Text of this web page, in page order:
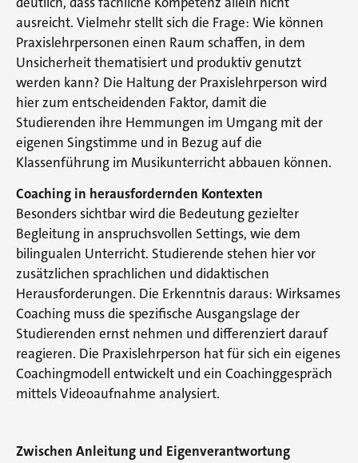
ausreicht. Vielmehr stellt sich die Frage: Wie können
Praxislehrpersonen einen Raum schaffen, in dem
Unsicherheit thematisiert und produktiv genutzt
werden kann? Die Haltung der Praxislehrperson wird
hier zum entscheidenden Faktor, damit die
Studierenden ihre Hemmungen im Umgang mit der
eigenen Singstimme und in Bezug auf die
Klassenführung im Musikunterricht abbauen können.
Coaching in herausfordernden Kontexten
Besonders sichtbar wird die Bedeutung gezielter
Begleitung in anspruchsvollen Settings, wie dem
bilingualen Unterricht. Studierende stehen hier vor
zusätzlichen sprachlichen und didaktischen
Herausforderungen. Die Erkenntnis daraus: Wirksames
Coaching muss die spezifische Ausgangslage der
Studierenden ernst nehmen und differenziert darauf
reagieren. Die Praxislehrperson hat für sich ein eigenes
Coachingmodell entwickelt und ein Coachinggespräch
mittels Videoaufnahme analysiert.
Zwischen Anleitung und Eigenverantwortung